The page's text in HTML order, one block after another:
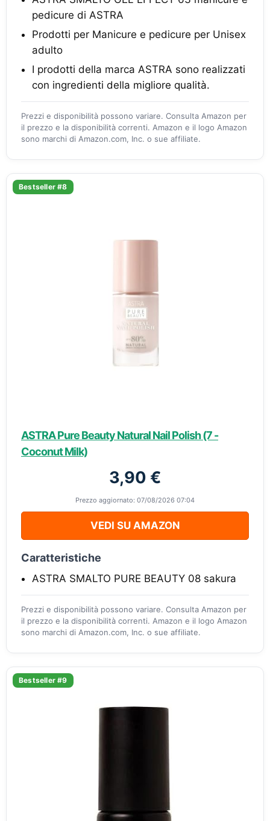
pedicure di ASTRA
Prodotti per Manicure e pedicure per Unisex
adulto
I prodotti della marca ASTRA sono realizzati
con ingredienti della migliore qualità.
Prezzi e disponibilità possono variare. Consulta Amazon per
il prezzo e la disponibilità correnti. Amazon e il logo Amazon
sono marchi di Amazon.com, Inc. o sue affiliate.
Bestseller #8
ASTRA Pure Beauty Natural Nail Polish (7 -
Coconut Milk)
3,90 €
Prezzo aggiornato: 07/08/2026 07:04
VEDI SU AMAZON
Caratteristiche
ASTRA SMALTO PURE BEAUTY 08 sakura
Prezzi e disponibilità possono variare. Consulta Amazon per
il prezzo e la disponibilità correnti. Amazon e il logo Amazon
sono marchi di Amazon.com, Inc. o sue affiliate.
Bestseller #9